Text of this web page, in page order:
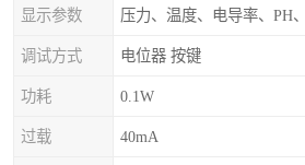
显示参数 压力、温度、电导率、PH
调试方式 电位器 按键
功耗 0.1W
过载 40mA